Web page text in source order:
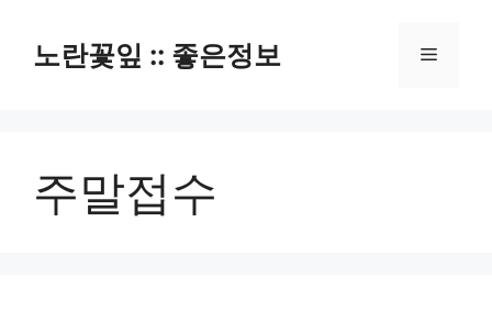
노란꽃잎 :: 좋은정보 메
주말접수